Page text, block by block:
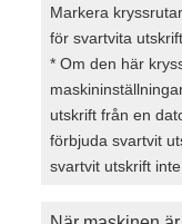
Markera
för svartvita
* Om den här
utskrift från en
förbjuda svartvit
svartvit utskrift